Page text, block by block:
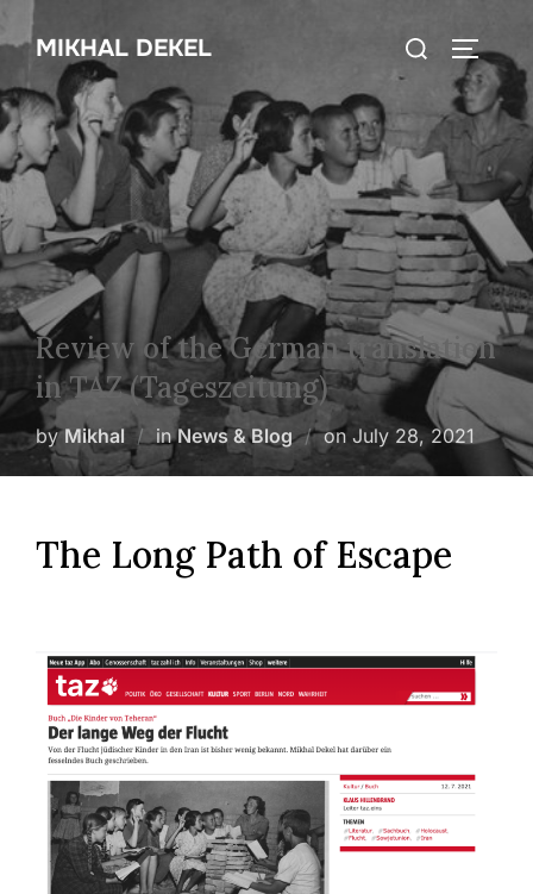
Skip
to
content
MIKHAL DEKEL
Search
for:
Review of the German translation
in TAZ (Tageszeitung)
byMikhal inNews & Blog on Posted
on
July 28, 2021
The Long Path of Escape